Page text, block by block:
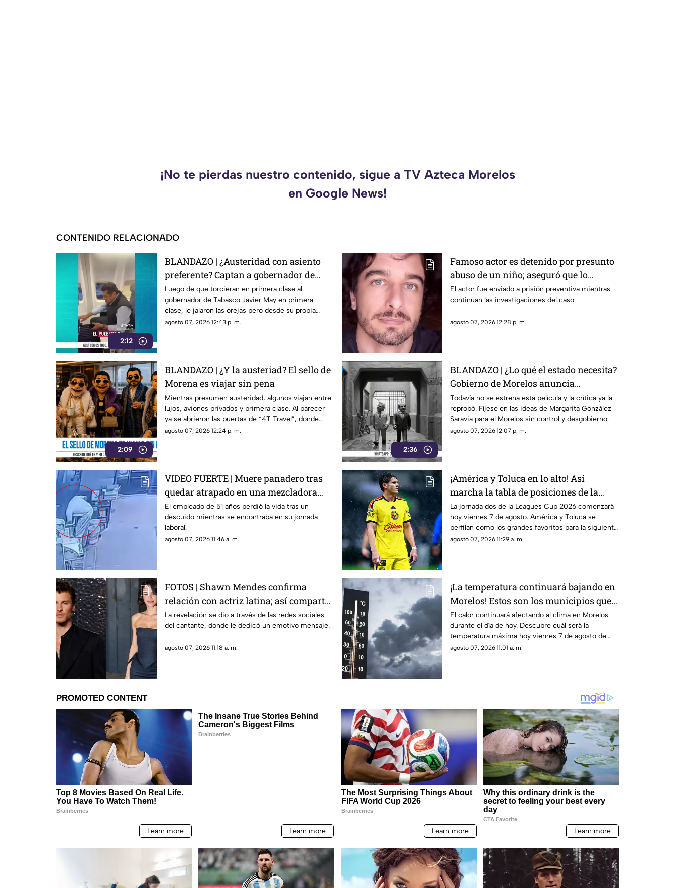
¡No te pierdas nuestro contenido, sigue a TV Azteca Morelos
en Google News!
CONTENIDO RELACIONADO
2:12
BLANDAZO | ¿Austeridad con asiento
preferente? Captan a gobernador de
Tabasco Javier May en primera clase
Luego de que torcieran en primera clase al
gobernador de Tabasco Javier May en primera
clase, le jalaron las orejas pero desde su propia
casa.
agosto 07, 2026 12:43 p. m.
Famoso actor es detenido por presunto
abuso de un niño; aseguró que lo
confundió con su novia
El actor fue enviado a prisión preventiva mientras
continúan las investigaciones del caso.
agosto 07, 2026 12:28 p. m.
2:09
BLANDAZO | ¿Y la austeriad? El sello de
Morena es viajar sin pena
Mientras presumen austeridad, algunos viajan entre
lujos, aviones privados y primera clase. Al parecer
ya se abrieron las puertas de “4T Travel”, donde
volar sin pena parece ser el sello de la casa.
agosto 07, 2026 12:24 p. m.
2:36
BLANDAZO | ¿Lo qué el estado necesita?
Gobierno de Morelos anuncia
fideicomiso cinematográfico
Todavía no se estrena esta película y la crítica ya la
reprobó. Fíjese en las ideas de Margarita González
Saravia para el Morelos sin control y desgobierno.
agosto 07, 2026 12:07 p. m.
VIDEO FUERTE | Muere panadero tras
quedar atrapado en una mezcladora
industrial
El empleado de 51 años perdió la vida tras un
descuido mientras se encontraba en su jornada
laboral.
agosto 07, 2026 11:46 a. m.
¡América y Toluca en lo alto! Así
marcha la tabla de posiciones de la
Leagues Cup 2026 previo a la jornada 2
La jornada dos de la Leagues Cup 2026 comenzará
hoy viernes 7 de agosto. América y Toluca se
perfilan como los grandes favoritos para la siguiente
ronda.
agosto 07, 2026 11:29 a. m.
FOTOS | Shawn Mendes confirma
relación con actriz latina; así compartió
la noticia
La revelación se dio a través de las redes sociales
del cantante, donde le dedicó un emotivo mensaje.
agosto 07, 2026 11:18 a. m.
¡La temperatura continuará bajando en
Morelos! Estos son los municipios que
registrarán menos de 30 grados
El calor continuará afectando al clima en Morelos
durante el día de hoy. Descubre cuál será la
temperatura máxima hoy viernes 7 de agosto de
2026.
agosto 07, 2026 11:01 a. m.